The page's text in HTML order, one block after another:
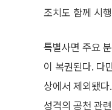
조치도 함께 시
특별사면 주요
이 복권된다. 다
상에서 제외됐
성격의 공천 관